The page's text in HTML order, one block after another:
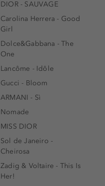
DIOR - SAUVAGE
Carolina Herrera - Good
Girl
Dolce&Gabbana - The
One
Lancôme - Idôle
Gucci - Bloom
ARMANI - Sì
Nomade
MISS DIOR
Sol de Janeiro -
Cheirosa
Zadig & Voltaire - This Is
Her!